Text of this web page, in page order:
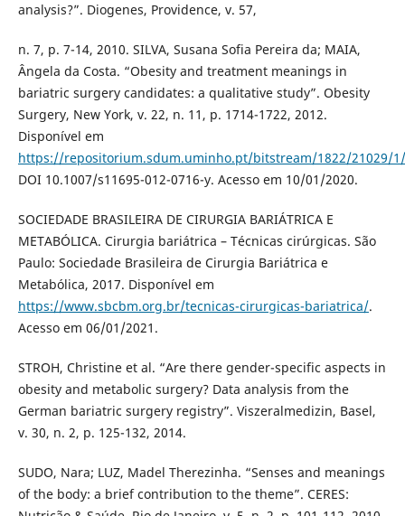
analysis?”. Diogenes, Providence, v. 57,
n. 7, p. 7-14, 2010. SILVA, Susana Sofia Pereira da; MAIA,
Ângela da Costa. “Obesity and treatment meanings in
bariatric surgery candidates: a qualitative study”. Obesity
Surgery, New York, v. 22, n. 11, p. 1714-1722, 2012.
Disponível em
https://repositorium.sdum.uminho.pt/bitstream/1822/21029/
DOI 10.1007/s11695-012-0716-y. Acesso em 10/01/2020.
SOCIEDADE BRASILEIRA DE CIRURGIA BARIÁTRICA E
METABÓLICA. Cirurgia bariátrica – Técnicas cirúrgicas. São
Paulo: Sociedade Brasileira de Cirurgia Bariátrica e
Metabólica, 2017. Disponível em
https://www.sbcbm.org.br/tecnicas-cirurgicas-bariatrica/.
Acesso em 06/01/2021.
STROH, Christine et al. “Are there gender-specific aspects in
obesity and metabolic surgery? Data analysis from the
German bariatric surgery registry”. Viszeralmedizin, Basel,
v. 30, n. 2, p. 125-132, 2014.
SUDO, Nara; LUZ, Madel Therezinha. “Senses and meanings
of the body: a brief contribution to the theme”. CERES: